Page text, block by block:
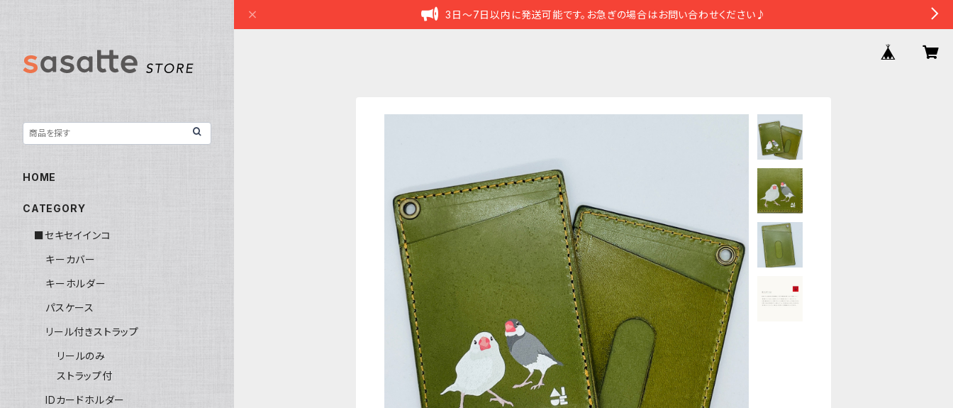
3日～7日以内に発送可能です。お急ぎの場合はお問い合わせください♪
HOME
CATEGORY
■セキセイインコ
キーカバー
キーホルダー
パスケース
リール付きストラップ
リールのみ
ストラップ付
IDカードホルダー